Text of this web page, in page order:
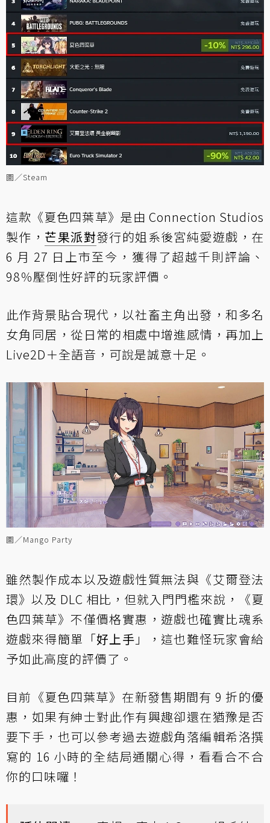
圖／Steam
這款《夏色四葉草》是由 Connection Studios
製作， 芒果派對發行的姐系後宮純愛遊戲，在
6 月 27 日上市至今，獲得了超越千則評論、
98％壓倒性好評的玩家評價。
此作背景貼合現代，以社畜主角出發，和多名
女角同居，從日常的相處中增進感情，再加上
Live2D＋全語音，可說是誠意十足。
圖／Mango Party
雖然製作成本以及遊戲性質無法與《艾爾登法
環》以及 DLC 相比，但就入門門檻來說，《夏
色四葉草》不僅價格實惠，遊戲也確實比魂系
遊戲來得簡單「好上手 」，這也難怪玩家會給
予如此高度的評價了。
目前《夏色四葉草》在新發售期間有 9 折的優
惠，如果有紳士對此作有興趣卻還在猶豫是否
要下手，也可以參考過去遊戲角落編輯希洛撰
寫的 16 小時的全結局通關心得，看看合不合
你的口味囉！